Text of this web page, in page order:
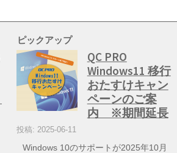
ピックアップ
QC PRO
Windows11 移行
おたすけキャン
ペーンのご案
内 ※期間延長
投稿: 2025-06-11
Windows 10のサポートが2025年10月